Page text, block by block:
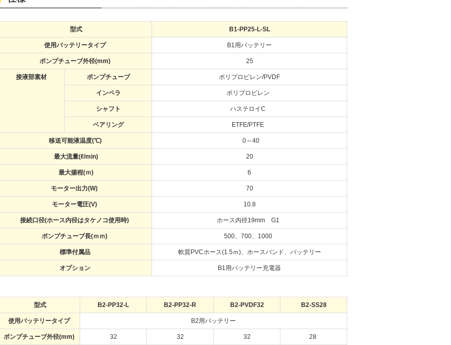
型式 B1-PP25-L-SL
使用バッテリータイプ B1用バッテリー
ポンプチューブ外径(mm) 25
接液部素材 ポンプチューブ ポリプロピレン/PVDF
インペラ ポリプロピレン
シャフト ハステロイC
ベアリング ETFE/PTFE
移送可能液温度(℃) 0～40
最大流量(ℓ/min) 20
最大揚程(ｍ) 6
モーター出力(W) 70
モーター電圧(V) 10.8
接続口径(ホース内径はタケノコ使用時) ホース内径19mm G1
ポンプチューブ長(ｍｍ) 500、700、1000
標準付属品 軟質PVCホース(1.5ｍ)、ホースバンド、バッテリー
オプション B1用バッテリー充電器
型式 B2-PP32-L B2-PP32-R B2-PVDF32 B2-SS28
使用バッテリータイプ B2用バッテリー
ポンプチューブ外径(mm) 32 32 32 28